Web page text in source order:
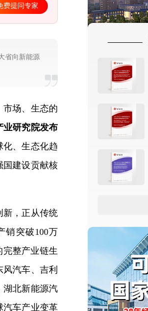
费提问专家
省向新能源
市场、生态的
业研究院发布
化、生态化趋
国建设贡献核
新，正从传统
销突破100万
整产业链生
汽车、吉利
湖北新能源汽
汽车产业变革